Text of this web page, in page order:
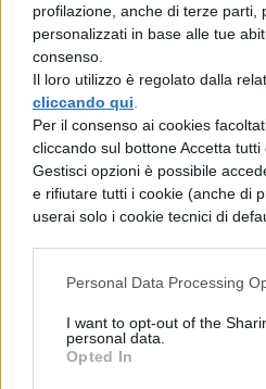
profilazione, anche di terze parti,
personalizzati in base alle tue
consenso.
Il loro utilizzo è regolato dalla
cliccando qui
Per il consenso ai cookies
cliccando sul bottone Accetta
Gestisci opzioni è possibile
e rifiutare tutti i cookie (anche di
userai solo i cookie tecnici di
Personal Data Processing
I want to opt-out of the
personal data.
Opted In
questione di rilevanza
“L’educazione alla
essere vista come un
accessorio, ma come
fondamentale, al pari
matematica, che deve
domani”.
tema della
promozione di uno
centro anche del